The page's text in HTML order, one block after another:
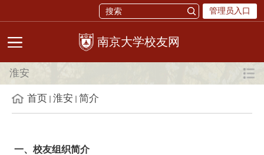
管理员入口
校友网
淮安
首页 淮安 简介
一、校友组织简介